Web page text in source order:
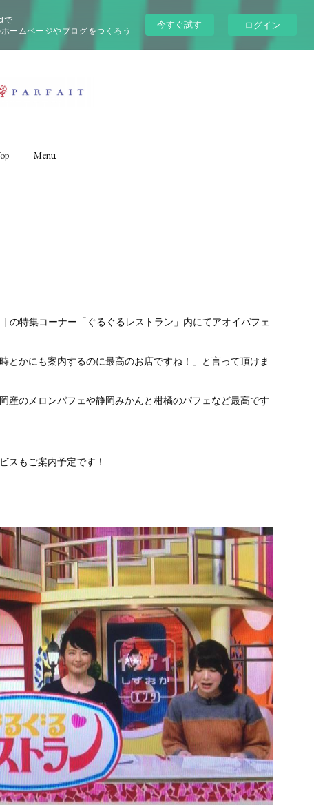
で
ームページやブログをつくろう
今すぐ試す ログイン
Menu
の特集コーナー「ぐるぐるレストラン」内にてアオイパフェ
とかにも案内するのに最高のお店ですね！」と言って頂けま
産のメロンパフェや静岡みかんと柑橘のパフェなど最高です
スもご案内予定です！